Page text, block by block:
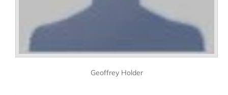
Geoffrey Holder